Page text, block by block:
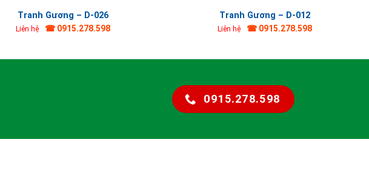
Tranh Gương – D-026
Liên hệ ☎ 0915.278.598
Tranh Gương – D-012
Liên hệ ☎ 0915.278.598
0915.278.598